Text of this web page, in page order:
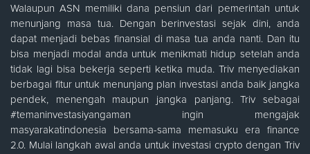
Walaupun ASN memiliki dana pensiun dari pemerintah untuk
menunjang masa tua. Dengan berinvestasi sejak dini, anda
dapat menjadi bebas finansial di masa tua anda nanti. Dan itu
bisa menjadi modal anda untuk menikmati hidup setelah anda
tidak lagi bisa bekerja seperti ketika muda. Triv menyediakan
berbagai fitur untuk menunjang plan investasi anda baik jangka
pendek, menengah maupun jangka panjang. Triv sebagai
#temaninvestasiyangaman ingin mengajak
masyarakatindonesia bersama-sama memasuku era finance
2.0. Mulai langkah awal anda untuk investasi crypto dengan Triv